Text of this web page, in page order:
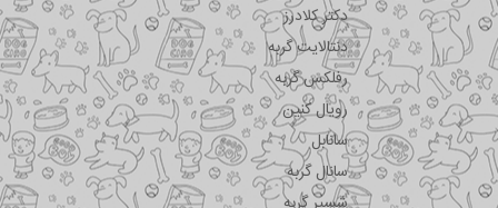
دکتر کلادرز
دنتالایت گربه
رفلکس گربه
رویال کنین
سانابل
سانال گربه